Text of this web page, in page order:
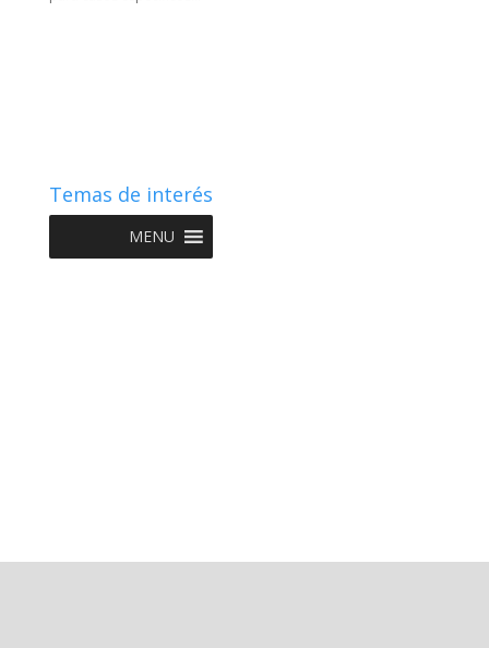
Temas de interés
MENU